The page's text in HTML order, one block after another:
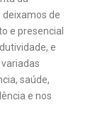
de
e presencial
e
saúde,
e nos